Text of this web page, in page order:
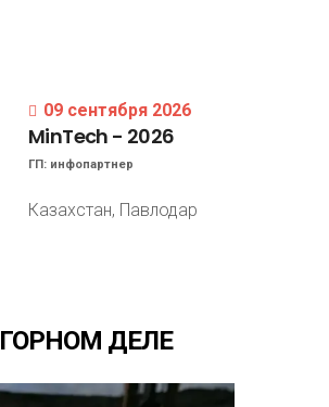
09 сентября 2026
MinTech - 2026
ГП: инфопартнер
Казахстан, Павлодар
ГОРНОМ ДЕЛЕ